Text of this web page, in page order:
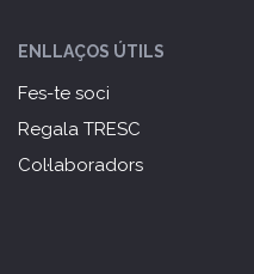
ENLLAÇOS ÚTILS
Fes-te soci
Regala TRESC
Col·laboradors